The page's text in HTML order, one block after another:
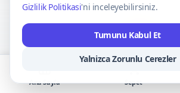
VISA Mastercard
Gizlilik Politikasi'ni inceleyebilirsiniz.
Tumunu Kabul Et
Yalnizca Zorunlu Cerezler
Ana Sayfa Sepet